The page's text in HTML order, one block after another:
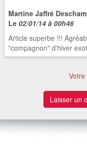
Martine Jaffré
Le 02/01/14 à 00h46
Article superbe !!!
"compagnon" d'hiver
Laisser un